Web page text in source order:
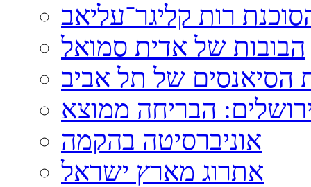
רות קליגר־עליאב
הבובות של אדית סמואל
של תל אביב
הבריחה ממוצא
אוניברסיטה בהקמה
אתרוג מארץ ישראל